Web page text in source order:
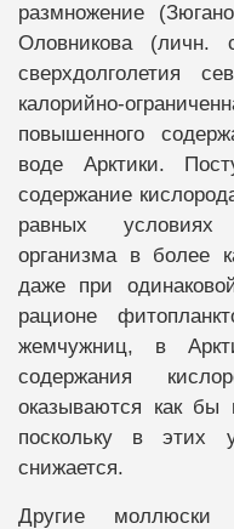
размножение
Оловникова (личн.
сверхдолголетия
калорийно-
повышенного
воде Арктики.
содержание
равных условиях
организма в более
даже при
рационе
жемчужниц, в
содержания
оказываются как
поскольку в этих
снижается.
Другие моллюски